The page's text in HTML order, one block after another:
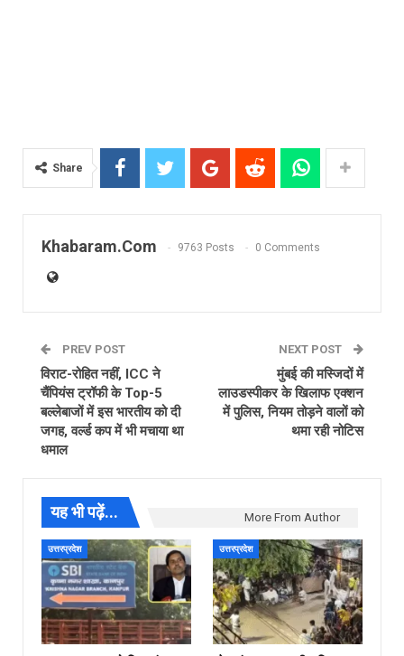
Share
Khabaram.Com 9763 Posts 0 Comments
PREV POST
विराट-रोहित नहीं, ICC ने
चैंपियंस ट्रॉफी के Top-5
बल्लेबाजों में इस भारतीय को दी
जगह, वर्ल्ड कप में भी मचाया था
धमाल
NEXT POST
मुंबई की मस्जिदों में
लाउडस्पीकर के खिलाफ एक्शन
में पुलिस, नियम तोड़ने वालों को
थमा रही नोटिस
यह भी पढ़ें... More From Author
उत्तरप्रदेश उत्तरप्रदेश